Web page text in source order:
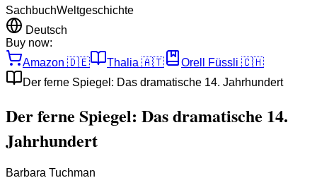
SachbuchWeltgeschichte
Deutsch
Buy now:
Amazon 🇩🇪 Thalia 🇦🇹 Orell Füssli 🇨🇭
Der ferne Spiegel: Das dramatische 14. Jahrhundert
Der ferne Spiegel: Das dramatische 14.
Jahrhundert
Barbara Tuchman